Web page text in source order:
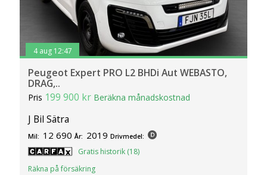
4 aug 12:47
Peugeot Expert PRO L2 BHDi Aut WEBASTO,
DRAG,..
Pris 199 900 kr Beräkna månadskostnad
J Bil Sätra
Mil: 12 690 År: 2019 Drivmedel:
Gratis historik (18)
Räkna på försäkring